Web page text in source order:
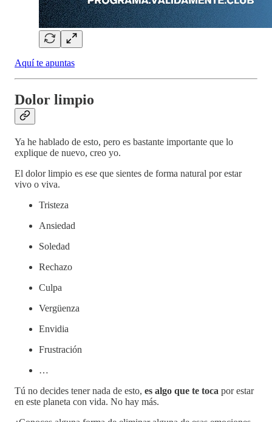
Aquí te apuntas
Dolor limpio
Ya he hablado de esto, pero es bastante importante que lo
explique de nuevo, creo yo.
El dolor limpio es ese que sientes de forma natural por estar
vivo o viva.
Tristeza
Ansiedad
Soledad
Rechazo
Culpa
Vergüenza
Envidia
Frustración
…
Tú no decides tener nada de esto, es algo que te toca por estar
en este planeta con vida. No hay más.